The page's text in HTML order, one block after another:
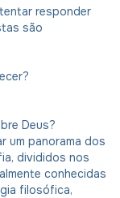
responder
são
Deus?
um panorama dos
divididos nos
conhecidas
filosófica,